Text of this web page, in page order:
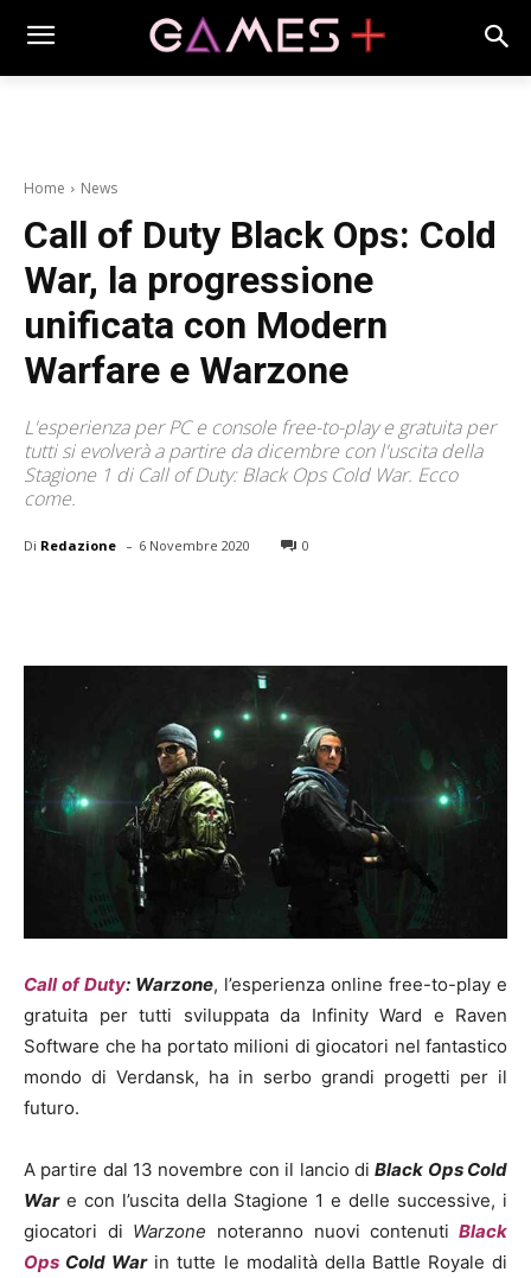
Home News
Call of Duty Black Ops: Cold
War, la progressione
unificata con Modern
Warfare e Warzone
L'esperienza per PC e console free-to-play e gratuita per
tutti si evolverà a partire da dicembre con l'uscita della
Stagione 1 di Call of Duty: Black Ops Cold War. Ecco
come.
Di Redazione - 6 Novembre 2020 0
Call of Duty: Warzone, l’esperienza online free-to-play e
gratuita per tutti sviluppata da Infinity Ward e Raven
Software che ha portato milioni di giocatori nel fantastico
mondo di Verdansk, ha in serbo grandi progetti per il
futuro.
A partire dal 13 novembre con il lancio diBlack Ops Cold
Ware con l’uscita della Stagione 1 e delle successive, i
giocatori di Warzone noteranno nuovi contenuti Black
Ops Cold Warin tutte le modalità della Battle Royale di